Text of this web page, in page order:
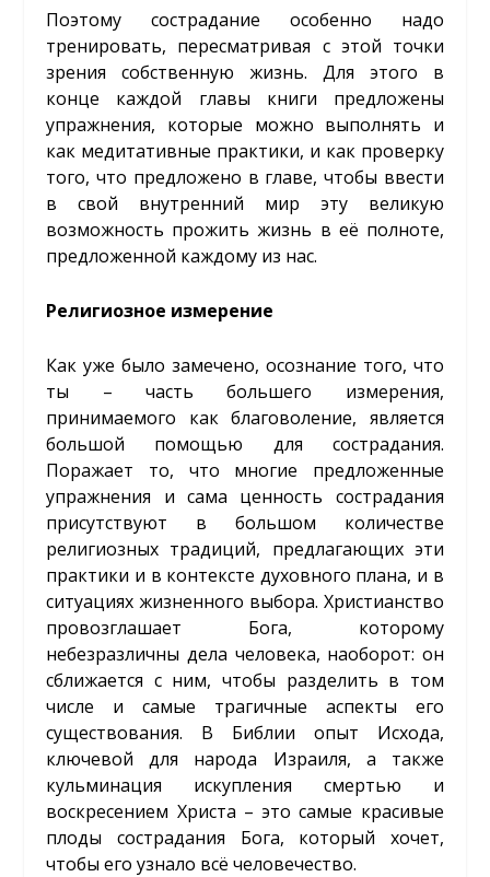
Поэтому сострадание особенно надо
тренировать, пересматривая с этой точки
зрения собственную жизнь. Для этого в
конце каждой главы книги предложены
упражнения, которые можно выполнять и
как медитативные практики, и как проверку
того, что предложено в главе, чтобы ввести
в свой внутренний мир эту великую
возможность прожить жизнь в её полноте,
предложенной каждому из нас.
Религиозное измерение
Как уже было замечено, осознание того, что
ты – часть большего измерения,
принимаемого как благоволение, является
большой помощью для сострадания.
Поражает то, что многие предложенные
упражнения и сама ценность сострадания
присутствуют в большом количестве
религиозных традиций, предлагающих эти
практики и в контексте духовного плана, и в
ситуациях жизненного выбора. Христианство
провозглашает Бога, которому
небезразличны дела человека, наоборот: он
сближается с ним, чтобы разделить в том
числе и самые трагичные аспекты его
существования. В Библии опыт Исхода,
ключевой для народа Израиля, а также
кульминация искупления смертью и
воскресением Христа – это самые красивые
плоды сострадания Бога, который хочет,
чтобы его узнало всё человечество.